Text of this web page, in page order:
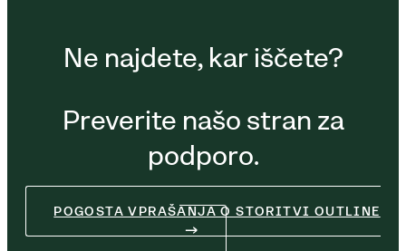
Ne najdete, kar iščete?
Preverite našo stran za
podporo.
POGOSTA VPRAŠANJA O STORITVI OUTLINE